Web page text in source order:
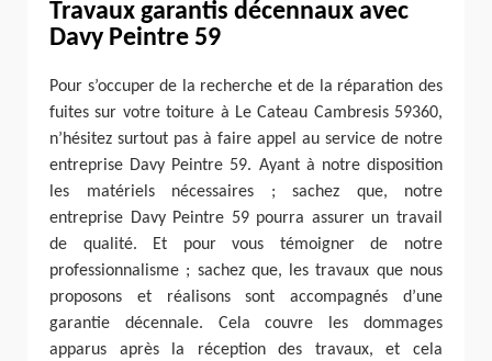
Travaux garantis décennaux avec
Davy Peintre 59
Pour s’occuper de la recherche et de la réparation des
fuites sur votre toiture à Le Cateau Cambresis 59360,
n’hésitez surtout pas à faire appel au service de notre
entreprise Davy Peintre 59. Ayant à notre disposition
les matériels nécessaires ; sachez que, notre
entreprise Davy Peintre 59 pourra assurer un travail
de qualité. Et pour vous témoigner de notre
professionnalisme ; sachez que, les travaux que nous
proposons et réalisons sont accompagnés d’une
garantie décennale. Cela couvre les dommages
apparus après la réception des travaux, et cela